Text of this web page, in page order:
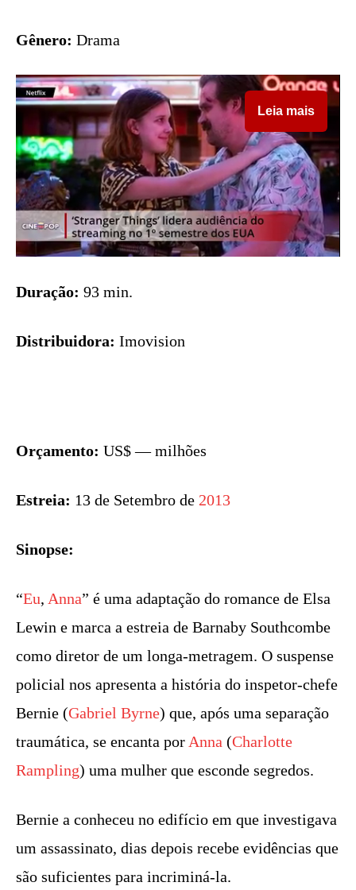
Gênero: Drama
Leia mais
Duração: 93 min.
Distribuidora: Imovision
Orçamento: US$ — milhões
Estreia: 13 de Setembro de 2013
Sinopse:
“Eu, Anna” é uma adaptação do romance de Elsa
Lewin e marca a estreia de Barnaby Southcombe
como diretor de um longa-metragem. O suspense
policial nos apresenta a história do inspetor-chefe
Bernie (Gabriel Byrne) que, após uma separação
traumática, se encanta por Anna (Charlotte
Rampling) uma mulher que esconde segredos.
Bernie a conheceu no edifício em que investigava
um assassinato, dias depois recebe evidências que
são suficientes para incriminá-la.